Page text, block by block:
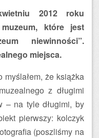
2012 roku
które jest
niewinności”.
miejsca.
że książka
z długimi
– na tyle długimi, by
pierwszy: kolczyk
(poszliśmy na